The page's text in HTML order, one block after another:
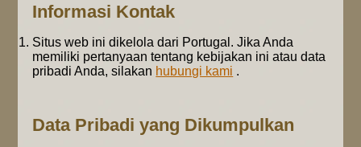
Informasi Kontak
Situs web ini dikelola dari Portugal. Jika Anda
memiliki pertanyaan tentang kebijakan ini atau data
pribadi Anda, silakan hubungi kami .
Data Pribadi yang Dikumpulkan